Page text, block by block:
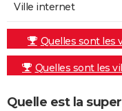
Ville internet
Quelles sont les
Quelles sont les
Quelle est la